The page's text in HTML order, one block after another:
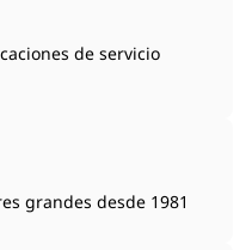
de servicio
grandes desde 1981